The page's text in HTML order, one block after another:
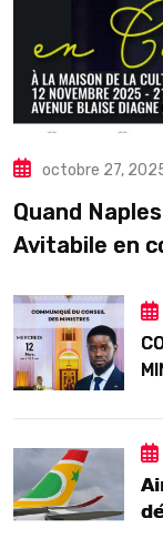
octobre 27,
Quand
Avitabile en